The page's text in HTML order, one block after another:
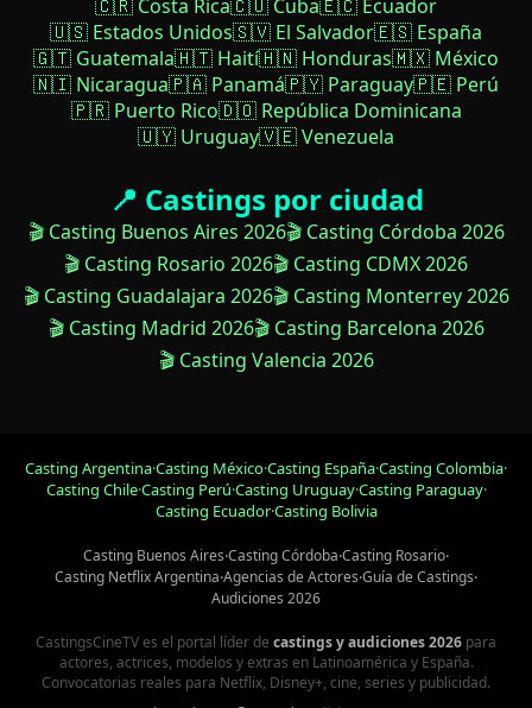
🇨🇷 Costa Rica🇨🇺 Cuba🇪🇨 Ecuador
🇺🇸 Estados Unidos🇸🇻 El Salvador🇪🇸 España
🇬🇹 Guatemala🇭🇹 Haití🇭🇳 Honduras🇲🇽 México
🇳🇮 Nicaragua🇵🇦 Panamá🇵🇾 Paraguay🇵🇪 Perú
🇵🇷 Puerto Rico🇩🇴 República Dominicana
🇺🇾 Uruguay🇻🇪 Venezuela
📍 Castings por ciudad
🎬 Casting Buenos Aires 2026🎬 Casting Córdoba 2026
🎬 Casting Rosario 2026🎬 Casting CDMX 2026
🎬 Casting Guadalajara 2026🎬 Casting Monterrey 2026
🎬 Casting Madrid 2026🎬 Casting Barcelona 2026
🎬 Casting Valencia 2026
Casting Argentina·Casting México·Casting España·Casting Colombia·
Casting Chile·Casting Perú·Casting Uruguay·Casting Paraguay·
Casting Ecuador·Casting Bolivia
Casting Buenos Aires·Casting Córdoba·Casting Rosario·
Casting Netflix Argentina·Agencias de Actores·Guía de Castings·
Audiciones 2026
CastingsCineTV es el portal líder de castings y audiciones 2026 para
actores, actrices, modelos y extras en Latinoamérica y España.
Convocatorias reales para Netflix, Disney+, cine, series y publicidad.